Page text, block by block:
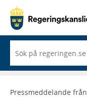
du
börjar
skriva
framträder
Pressmeddelande från